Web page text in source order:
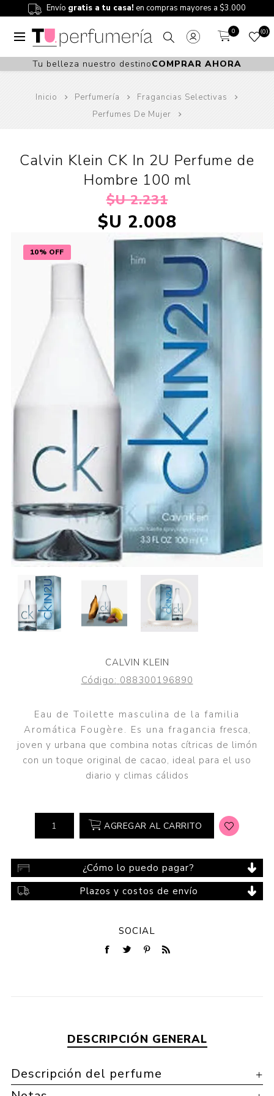
Envío gratis a tu casa! en compras mayores a $3.000
0 0
Tu belleza nuestro destinoCOMPRAR AHORA
Inicio Perfumería
Fragancias Selectivas
Perfumes De Mujer
10% OFF
Calvin Klein CK In 2U Perfume de
Hombre 100 ml
$U 2.231
$U 2.008
CALVIN KLEIN
Código: 088300196890
Eau de Toilette masculina de la familia
Aromática Fougère. Es una fragancia fresca,
joven y urbana que combina notas cítricas de limón
con un toque original de cacao, ideal para el uso
diario y climas cálidos
AGREGAR AL CARRITO
¿Cómo lo puedo pagar?
Plazos y costos de envío
SOCIAL
DESCRIPCIÓN GENERAL
Descripción del perfume